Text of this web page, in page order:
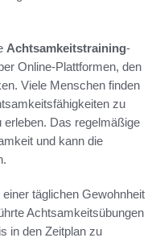
Achtsamkeitstraining-
Online-Plattformen, den
Viele Menschen finden
zu
erleben. Das regelmäßige
und kann die
täglichen Gewohnheit
Achtsamkeitsübungen
in den Zeitplan zu